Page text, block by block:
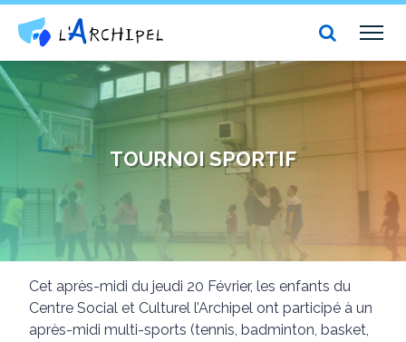
Centre social et culturel l'Archipel
TOURNOI SPORTIF
Cet après-midi du jeudi 20 Février, les enfants du
Centre Social et Culturel l’Archipel ont participé à un
après-midi multi-sports (tennis, badminton, basket,